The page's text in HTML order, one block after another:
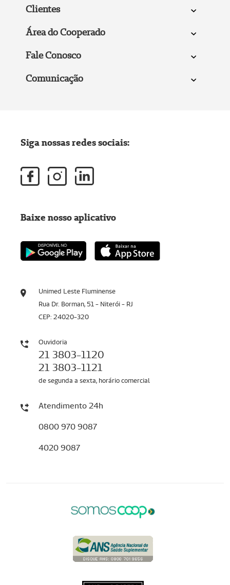
Clientes
Área do Cooperado
Fale Conosco
Comunicação
Unimed Leste Fluminense
Rua Dr. Borman, 51 - Niterói - RJ
CEP: 24020-320
Ouvidoria
21 3803-1120
21 3803-1121
de segunda a sexta, horário comercial
Atendimento 24h
0800 970 9087
4020 9087
Siga nossas redes sociais:
Baixe nosso aplicativo